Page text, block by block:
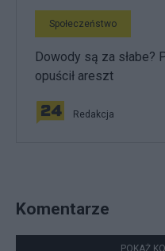
Społeczeństwo
Dowody są za słabe?
opuścił areszt
Redakcja
Komentarze